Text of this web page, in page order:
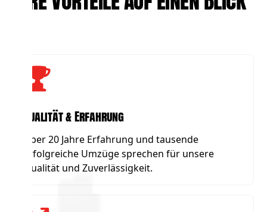
Qualität & Erfahrung
Über 20 Jahre Erfahrung und tausende
erfolgreiche Umzüge sprechen für unsere
Qualität und Zuverlässigkeit.